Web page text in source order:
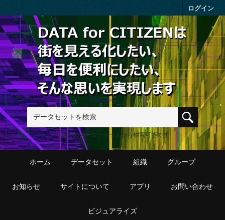
ログイン
411件のデータ・セットから検索可能です
ホーム データセット 組織 グループ
お知らせ サイトについて アプリ お問い合わせ
ビジュアライズ